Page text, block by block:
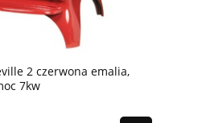
2 czerwona emalia,
7kw